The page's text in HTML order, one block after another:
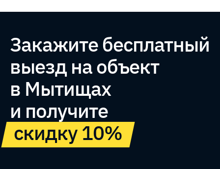
Закажите бесплатный
выезд на объект
в Мытищах
и получите
скидку 10%